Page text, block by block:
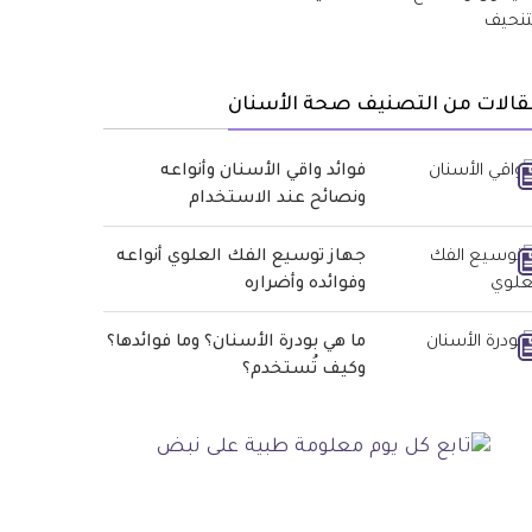
من التصنيف صحة الأسنان
فوائد واقي الأسنان وأنواعه
ونصائح عند الاستخدام
جهاز توسيع الفك العلوي أنواعه
وفوائده وأضراره
ما هي بودرة الأسنان؟ وما فوائدها؟
وكيف تُستخدم؟